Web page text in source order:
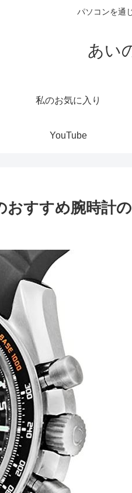
パソコンを通
あい
私のお気に入り
YouTube
おすすめ腕時計